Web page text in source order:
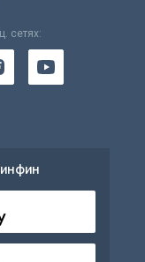
сетях: